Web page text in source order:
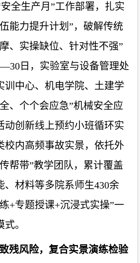
全生产月”工作部署，扎实
能力提升计划”，破解传统
、实操缺位、针对性不强”
日，实验室与设备管理处
训中心、机电学院、土建学
、个个会应急”机械安全应
动创新线上预约小班循环实
校内高频事故实景，依托外
帮带”教学团队，累计覆盖
、材料等多院系师生430余
+专题授课+沉浸式实操”一
。
残风险，复合实景演练检验